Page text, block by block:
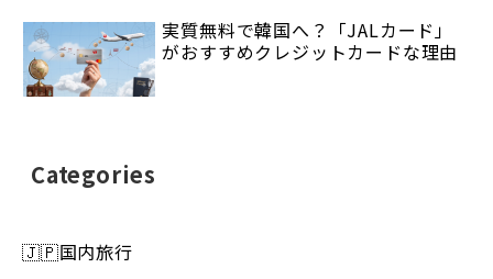
実質無料で韓国へ？「JALカード」
がおすすめクレジットカードな理由
Categories
🇯🇵国内旅行